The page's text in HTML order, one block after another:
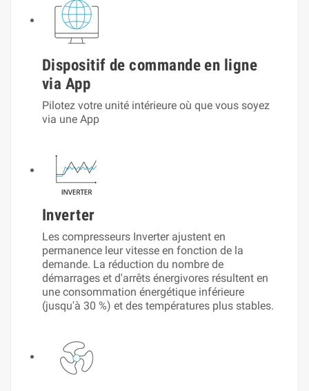
Dispositif de commande en ligne
via App
Pilotez votre unité intérieure où que vous soyez
via une App
Inverter
Les compresseurs Inverter ajustent en
permanence leur vitesse en fonction de la
demande. La réduction du nombre de
démarrages et d'arrêts énergivores résultent en
une consommation énergétique inférieure
(jusqu'à 30 %) et des températures plus stables.